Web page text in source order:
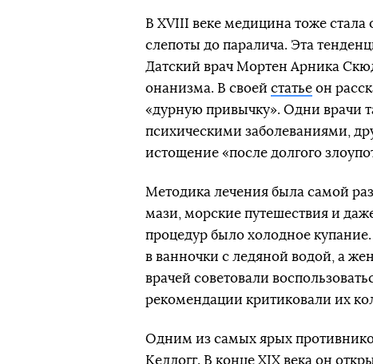
В XVIII веке медицина тоже стала
слепоты до паралича. Эта
Датский врач Мортен Арника
онанизма. В своей статье он
«дурную привычку». Одни врачи
психическими заболеваниями,
истощение «после долгого
Методика лечения была самой
мази, морские путешествия и
процедур было холодное
в ванночки с ледяной водой, а
врачей советовали
рекомендации критиковали их
Одним из самых ярых
Келлогг. В конце XIX века он